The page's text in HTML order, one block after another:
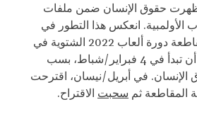
ظهرت حقوق الإنسان ضمن ملفات
الأولمبية. انعكس هذا التطور في
الدعوات المتصاعدة بمقاطعة دورة ألعاب 2022 الشتوية في
بكين، والتي من المقرر أن تبدأ في 4 فبراير/شباط، بسب
الإنسان. في أبريل/نيسان، اقترحت
المقاطعة ثم سحبت الاقتراح.